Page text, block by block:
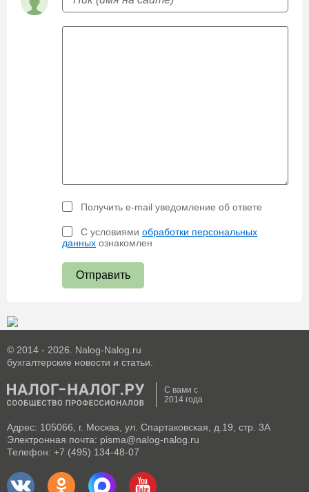
Получить e-mail уведомление об ответе
С условиями обработки персональных
данных ознакомлен
Отправить
© 2014 - 2026. Nalog-Nalog.ru
бухгалтерские новости и статьи.
С вами с
2014 года
Адрес: 105066, г. Москва, ул. Спартаковская, д.19, стр. 3А
Электронная почта: pisma@nalog-nalog.ru
Телефон: +7 (495) 134-48-07